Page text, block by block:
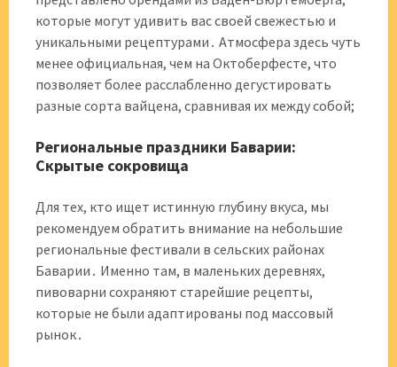
которые могут удивить вас своей свежестью и
уникальными рецептурами․ Атмосфера здесь чуть
менее официальная, чем на Октоберфесте, что
позволяет более расслабленно дегустировать
разные сорта вайцена, сравнивая их между собой;
Региональные праздники Баварии:
Скрытые сокровища
Для тех, кто ищет истинную глубину вкуса, мы
рекомендуем обратить внимание на небольшие
региональные фестивали в сельских районах
Баварии․ Именно там, в маленьких деревнях,
пивоварни сохраняют старейшие рецепты,
которые не были адаптированы под массовый
рынок․